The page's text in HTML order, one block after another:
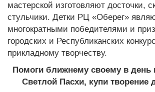
мастерской изготовляют досточки,
стульчики. Детки РЦ «Оберег»
многократными победителями и
городских и Республиканских
прикладному творчеству.
Помоги ближнему своему в день
Светлой Пасхи, купи творение